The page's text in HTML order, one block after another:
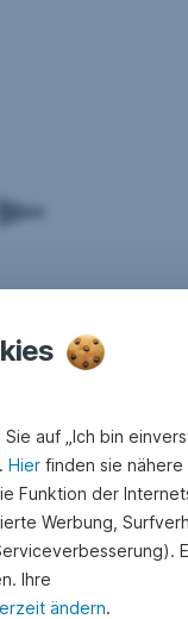
auf „Ich bin
Hier finden sie nähere
Funktion der
Werbung,
Ihre
ändern.